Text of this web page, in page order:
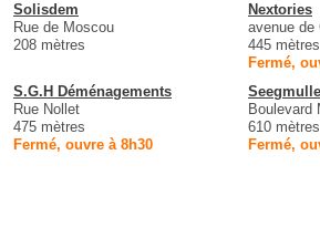
Solisdem
Rue de Moscou
208 mètres
Nextories
avenue de
445 mètres
Fermé,
S.G.H Déménagements
Rue Nollet
475 mètres
Fermé, ouvre à 8h30
Boulevard
610 mètres
Fermé,